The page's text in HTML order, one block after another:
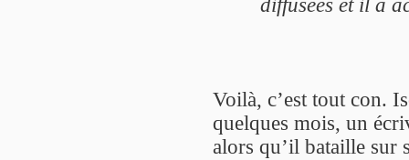
Voilà, c’est tout con.
quelques mois, un
alors qu’il bataille sur